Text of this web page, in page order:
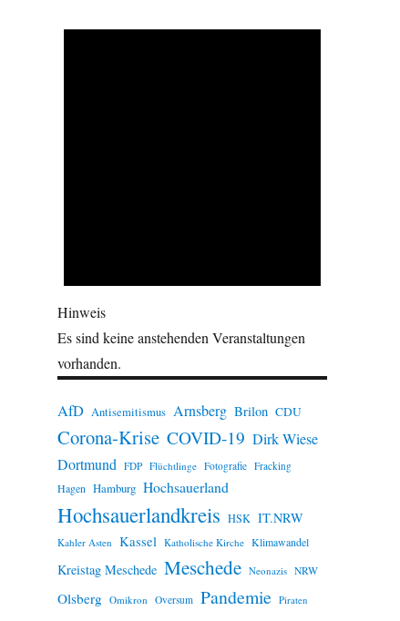
Hinweis
Es sind keine anstehenden Veranstaltungen
vorhanden.
AfD Antisemitismus Arnsberg Brilon CDU
Corona-Krise COVID-19 Dirk Wiese
Dortmund FDP Flüchtlinge Fotografie Fracking
Hagen Hamburg Hochsauerland
Hochsauerlandkreis HSK IT.NRW
Kahler Asten Kassel Katholische Kirche Klimawandel
Kreistag Meschede Meschede Neonazis NRW
Olsberg Omikron Oversum Pandemie Piraten